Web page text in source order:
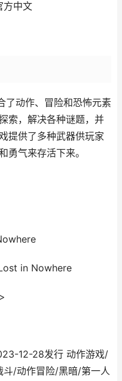
中文
了动作、冒险和恐怖元素
索，解决各种谜题，并
提供了多种武器供玩家
勇气来存活下来。
in Nowhere
12-28发行 动作游戏/
/动作冒险/黑暗/第一人